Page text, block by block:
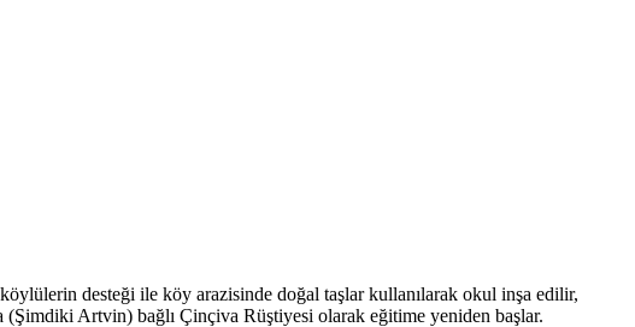
desteği ile köy arazisinde doğal taşlar kullanılarak okul inşa edilir,
(Şimdiki Artvin) bağlı Çinçiva Rüştiyesi olarak eğitime yeniden başlar.